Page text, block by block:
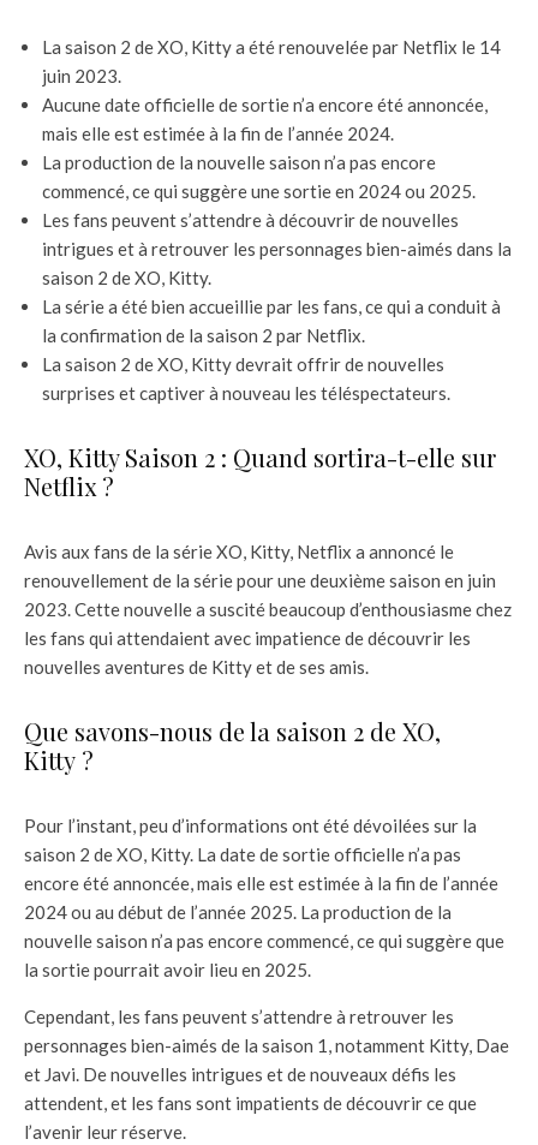
La saison 2 de XO, Kitty a été renouvelée par Netflix le 14
juin 2023.
Aucune date officielle de sortie n’a encore été annoncée,
mais elle est estimée à la fin de l’année 2024.
La production de la nouvelle saison n’a pas encore
commencé, ce qui suggère une sortie en 2024 ou 2025.
Les fans peuvent s’attendre à découvrir de nouvelles
intrigues et à retrouver les personnages bien-aimés dans la
saison 2 de XO, Kitty.
La série a été bien accueillie par les fans, ce qui a conduit à
la confirmation de la saison 2 par Netflix.
La saison 2 de XO, Kitty devrait offrir de nouvelles
surprises et captiver à nouveau les téléspectateurs.
XO, Kitty Saison 2 : Quand sortira-t-elle sur
Netflix ?
Avis aux fans de la série XO, Kitty, Netflix a annoncé le
renouvellement de la série pour une deuxième saison en juin
2023. Cette nouvelle a suscité beaucoup d’enthousiasme chez
les fans qui attendaient avec impatience de découvrir les
nouvelles aventures de Kitty et de ses amis.
Que savons-nous de la saison 2 de XO,
Kitty ?
Pour l’instant, peu d’informations ont été dévoilées sur la
saison 2 de XO, Kitty. La date de sortie officielle n’a pas
encore été annoncée, mais elle est estimée à la fin de l’année
2024 ou au début de l’année 2025. La production de la
nouvelle saison n’a pas encore commencé, ce qui suggère que
la sortie pourrait avoir lieu en 2025.
Cependant, les fans peuvent s’attendre à retrouver les
personnages bien-aimés de la saison 1, notamment Kitty, Dae
et Javi. De nouvelles intrigues et de nouveaux défis les
attendent, et les fans sont impatients de découvrir ce que
l’avenir leur réserve.